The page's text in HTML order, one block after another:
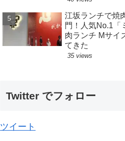
江坂ランチで焼
門！人気No.1「
肉ランチ Mサイ
てきた
35 views
Twitter でフォロー
ツイート